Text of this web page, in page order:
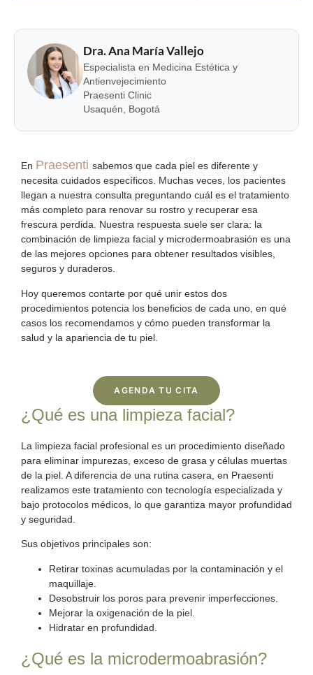
Dra. Ana María Vallejo
Especialista en Medicina Estética y
Antienvejecimiento
Praesenti Clinic
Usaquén, Bogotá
En Praesenti sabemos que cada piel es diferente y
necesita cuidados específicos. Muchas veces, los pacientes
llegan a nuestra consulta preguntando cuál es el tratamiento
más completo para renovar su rostro y recuperar esa
frescura perdida. Nuestra respuesta suele ser clara: la
combinación de limpieza facial y microdermoabrasión es una
de las mejores opciones para obtener resultados visibles,
seguros y duraderos.
Hoy queremos contarte por qué unir estos dos
procedimientos potencia los beneficios de cada uno, en qué
casos los recomendamos y cómo pueden transformar la
salud y la apariencia de tu piel.
AGENDA TU CITA
¿Qué es una limpieza facial?
La limpieza facial profesional es un procedimiento diseñado
para eliminar impurezas, exceso de grasa y células muertas
de la piel. A diferencia de una rutina casera, en Praesenti
realizamos este tratamiento con tecnología especializada y
bajo protocolos médicos, lo que garantiza mayor profundidad
y seguridad.
Sus objetivos principales son:
Retirar toxinas acumuladas por la contaminación y el
maquillaje.
Desobstruir los poros para prevenir imperfecciones.
Mejorar la oxigenación de la piel.
Hidratar en profundidad.
¿Qué es la microdermoabrasión?